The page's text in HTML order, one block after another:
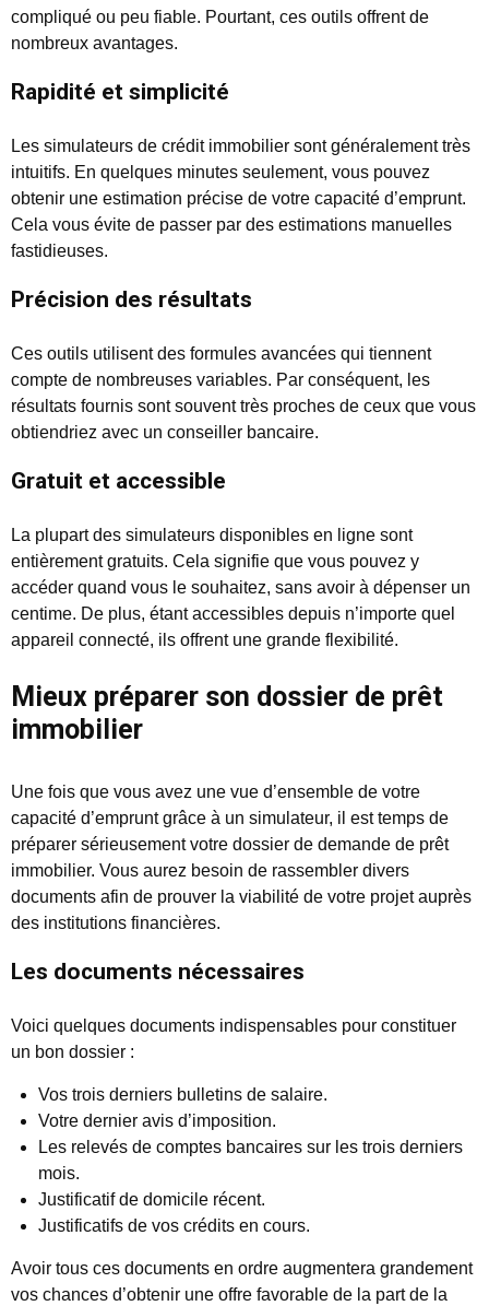
compliqué ou peu fiable. Pourtant, ces outils offrent de
nombreux avantages.
Rapidité et simplicité
Les simulateurs de crédit immobilier sont généralement très
intuitifs. En quelques minutes seulement, vous pouvez
obtenir une estimation précise de votre capacité d’emprunt.
Cela vous évite de passer par des estimations manuelles
fastidieuses.
Précision des résultats
Ces outils utilisent des formules avancées qui tiennent
compte de nombreuses variables. Par conséquent, les
résultats fournis sont souvent très proches de ceux que vous
obtiendriez avec un conseiller bancaire.
Gratuit et accessible
La plupart des simulateurs disponibles en ligne sont
entièrement gratuits. Cela signifie que vous pouvez y
accéder quand vous le souhaitez, sans avoir à dépenser un
centime. De plus, étant accessibles depuis n’importe quel
appareil connecté, ils offrent une grande flexibilité.
Mieux préparer son dossier de prêt
immobilier
Une fois que vous avez une vue d’ensemble de votre
capacité d’emprunt grâce à un simulateur, il est temps de
préparer sérieusement votre dossier de demande de prêt
immobilier. Vous aurez besoin de rassembler divers
documents afin de prouver la viabilité de votre projet auprès
des institutions financières.
Les documents nécessaires
Voici quelques documents indispensables pour constituer
un bon dossier :
Vos trois derniers bulletins de salaire.
Votre dernier avis d’imposition.
Les relevés de comptes bancaires sur les trois derniers
mois.
Justificatif de domicile récent.
Justificatifs de vos crédits en cours.
Avoir tous ces documents en ordre augmentera grandement
vos chances d’obtenir une offre favorable de la part de la